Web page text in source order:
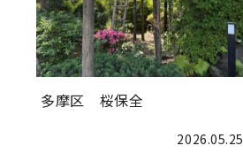
多摩区 桜保全
2026.05.25